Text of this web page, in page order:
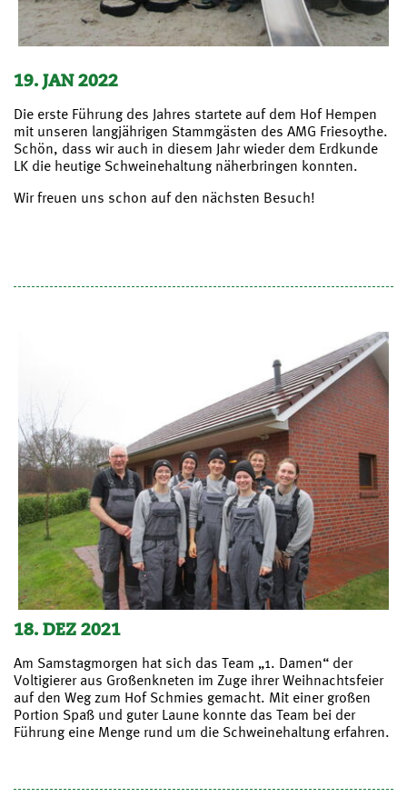
19. JAN 2022
Die erste Führung des Jahres startete auf dem Hof Hempen
mit unseren langjährigen Stammgästen des AMG Friesoythe.
Schön, dass wir auch in diesem Jahr wieder dem Erdkunde
LK die heutige Schweinehaltung näherbringen konnten.
Wir freuen uns schon auf den nächsten Besuch!
18. DEZ 2021
Am Samstagmorgen hat sich das Team „1. Damen“ der
Voltigierer aus Großenkneten im Zuge ihrer Weihnachtsfeier
auf den Weg zum Hof Schmies gemacht. Mit einer großen
Portion Spaß und guter Laune konnte das Team bei der
Führung eine Menge rund um die Schweinehaltung erfahren.